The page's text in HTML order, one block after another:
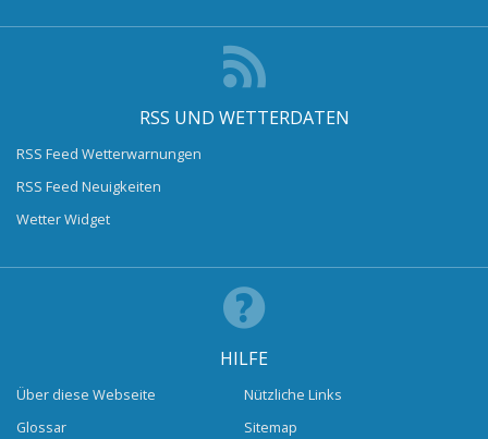
RSS UND WETTERDATEN
RSS Feed Wetterwarnungen
RSS Feed Neuigkeiten
Wetter Widget
HILFE
Über diese Webseite
Glossar
Nützliche Links
Sitemap